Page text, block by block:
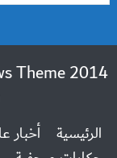
Theme
الرئيسية أخبار